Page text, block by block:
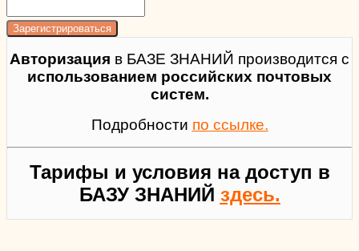
Авторизация в БАЗЕ ЗНАНИЙ производится с
использованием российских почтовых
систем.
Подробности по ссылке.
Тарифы и условия на доступ в
БАЗУ ЗНАНИЙ здесь.